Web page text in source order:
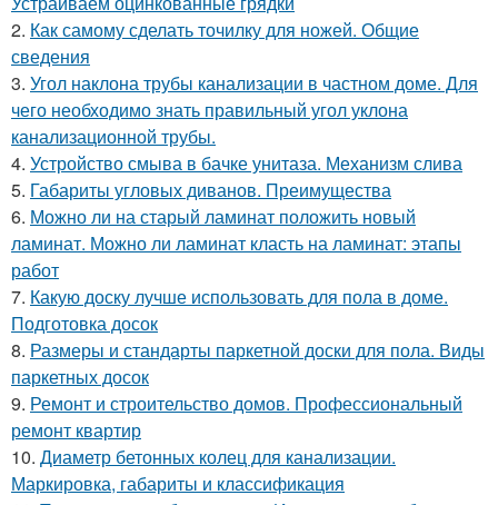
2. Как самому сделать точилку для ножей. Общие
сведения
3. Угол наклона трубы канализации в частном доме. Для
чего необходимо знать правильный угол уклона
канализационной трубы.
4. Устройство смыва в бачке унитаза. Механизм слива
5. Габариты угловых диванов. Преимущества
6. Можно ли на старый ламинат положить новый
ламинат. Можно ли ламинат класть на ламинат: этапы
работ
7. Какую доску лучше использовать для пола в доме.
Подготовка досок
8. Размеры и стандарты паркетной доски для пола. Виды
паркетных досок
9. Ремонт и строительство домов. Профессиональный
ремонт квартир
10. Диаметр бетонных колец для канализации.
Маркировка, габариты и классификация